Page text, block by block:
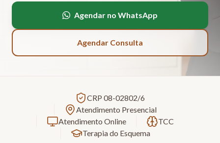
Agendar no WhatsApp
Agendar Consulta
CRP 08-02802/6
Atendimento Presencial
Atendimento Online
TCC
Terapia do Esquema